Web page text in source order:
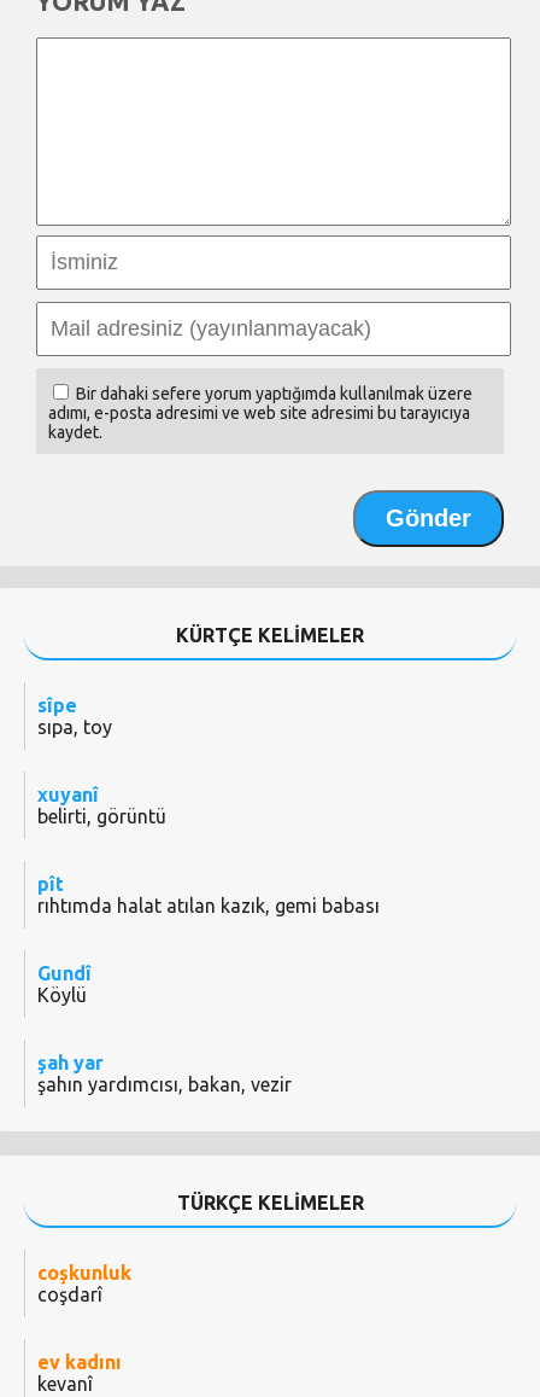
Bir dahaki sefere yorum yaptığımda kullanılmak üzere
adımı, e-posta adresimi ve web site adresimi bu tarayıcıya
kaydet.
KÜRTÇE KELİMELER
sîpe
sıpa, toy
xuyanî
belirti, görüntü
pît
rıhtımda halat atılan kazık, gemi babası
Gundî
Köylü
şah yar
şahın yardımcısı, bakan, vezir
TÜRKÇE KELİMELER
coşkunluk
coşdarî
ev kadını
kevanî